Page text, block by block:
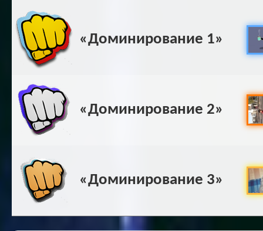
«Доминирование 1»
«Доминирование 2»
«Доминирование 3»